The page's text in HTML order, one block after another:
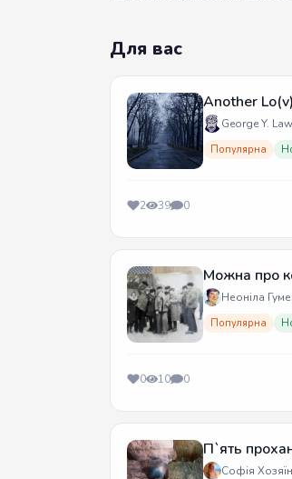
Для вас
Another
George Y.
Популярна
2 39 0
Можна про
Неоніла
Популярна
0 10 0
П`ять
Софія